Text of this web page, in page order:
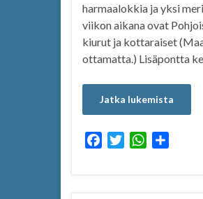
harmaalokkia ja yksi
viikon aikana ovat
kiurut ja kottaraiset
ottamatta.) Lisäpontta
Jatka lukemista
c
e
i
t
W
a
t
a
r